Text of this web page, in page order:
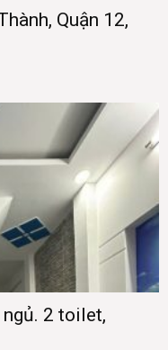
Quận 12,
ngủ. 2 toilet,